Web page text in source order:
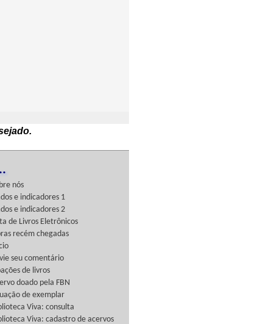
nós
e indicadores 1
e indicadores 2
de Livros Eletrônicos
recém chegadas
seu comentário
de livros
doado pela FBN
de exemplar
Viva: consulta
Viva: cadastro de acervos